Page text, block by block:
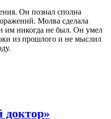
Он познал сполна
Молва сделала
им никогда не был. Он умел
из прошлого и не мыслил
доктор»